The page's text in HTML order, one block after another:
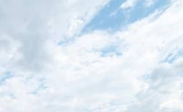
Moussaillon